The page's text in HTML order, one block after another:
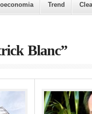
Trend
Blanc”